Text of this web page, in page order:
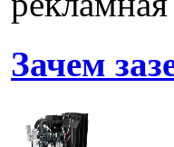
Зачем